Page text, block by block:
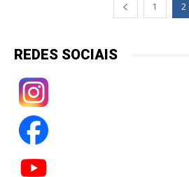
1 2
REDES SOCIAIS